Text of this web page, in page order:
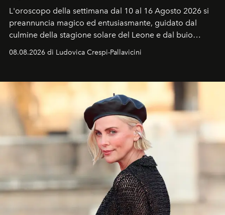
L'oroscopo della settimana dal 10 al 16 Agosto 2026 si
preannuncia magico ed entusiasmante, guidato dal
culmine della stagione solare del Leone e dal buio
favorevole della Luna nuova in Leone del 12 agosto,
ideale per la notte delle Perseidi.
08.08.2026 di Ludovica Crespi-Pallavicini